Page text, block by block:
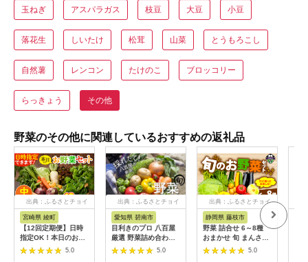
玉ねぎ アスパラガス 枝豆 大豆 小豆
落花生 しいたけ 松茸 山菜 とうもろこし
自然薯 レンコン たけのこ ブロッコリー
らっきょう その他
野菜のその他に関連しているおすすめの返礼品
出典：ふるさとチョイ
宮崎県 綾町
【12回定期便】日時
指定OK！本日のお野
菜セット 〈中サイズ/
約11～13種〉 2～3人
5.0
出典：ふるさとチョイ
愛知県 碧南市
目利きのプロ 八百屋
厳選 野菜詰め合わせ
セット（8～10種類お
届け） H151-010
5.0
出典：ふるさとチョイ
静岡県 藤枝市
野菜 詰合せ 6～8種
おまかせ 旬 まんさい
かん ボックス 果物 静
5.0